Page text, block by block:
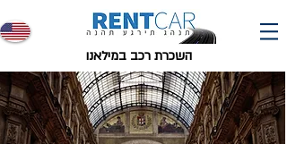
השכרת רכב במילאנו